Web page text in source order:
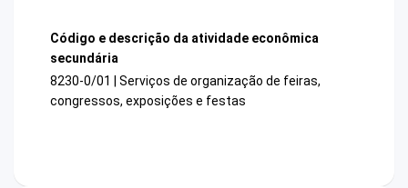
Código e descrição da atividade econômica
secundária
8230-0/01 | Serviços de organização de feiras,
congressos, exposições e festas